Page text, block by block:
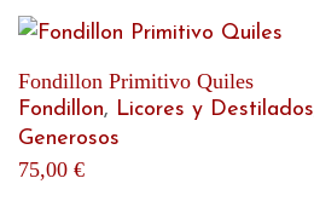
Fondillon Primitivo Quiles
Fondillon, Licores y Destilados
Generosos
75,00 €